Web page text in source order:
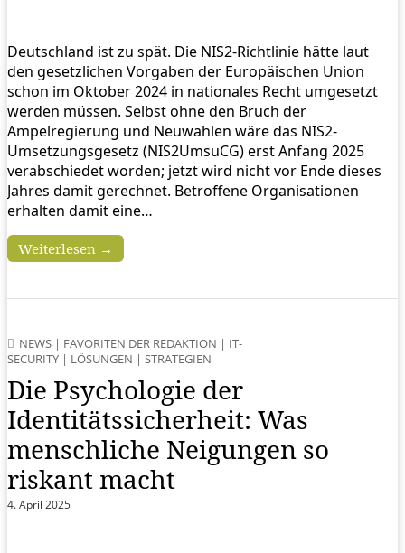
Deutschland ist zu spät. Die NIS2-Richtlinie hätte laut
den gesetzlichen Vorgaben der Europäischen Union
schon im Oktober 2024 in nationales Recht umgesetzt
werden müssen. Selbst ohne den Bruch der
Ampelregierung und Neuwahlen wäre das NIS2-
Umsetzungsgesetz (NIS2UmsuCG) erst Anfang 2025
verabschiedet worden; jetzt wird nicht vor Ende dieses
Jahres damit gerechnet. Betroffene Organisationen
erhalten damit eine…
Weiterlesen →
NEWS | FAVORITEN DER REDAKTION | IT-
SECURITY | LÖSUNGEN | STRATEGIEN
Die Psychologie der
Identitätssicherheit: Was
menschliche Neigungen so
riskant macht
4. April 2025